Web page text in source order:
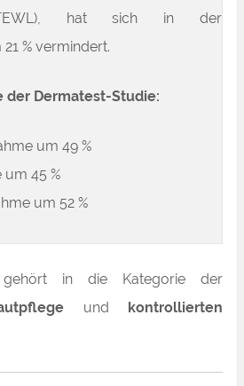
(TEWL), hat sich in der
% vermindert.
der Dermatest-Studie:
um 49 %
um 45 %
um 52 %
gehört in die Kategorie der
und
kontrollierten